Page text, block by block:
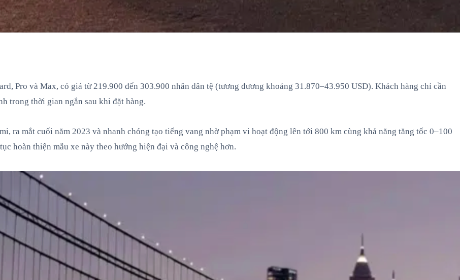
Pro và Max, có giá từ 219.900 đến 303.900 nhân dân tệ (tương đương khoảng 31.870–43.950 USD). Khách hàng chỉ cần
trong thời gian ngắn sau khi đặt hàng.
ra mắt cuối năm 2023 và nhanh chóng tạo tiếng vang nhờ phạm vi hoạt động lên tới 800 km cùng khả năng tăng tốc 0–100
hoàn thiện mẫu xe này theo hướng hiện đại và công nghệ hơn.